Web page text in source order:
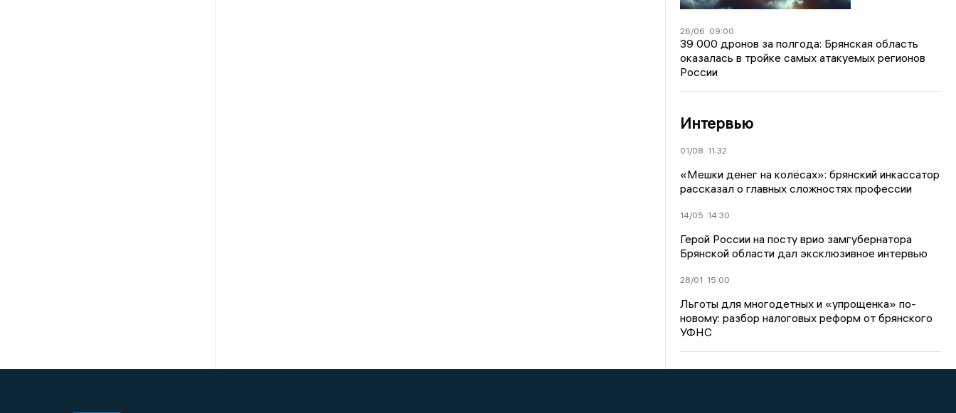
26/06 09:00
39 000 дронов за полгода: Брянская область
оказалась в тройке самых атакуемых регионов
России
Интервью
01/08 11:32
«Мешки денег на колёсах»: брянский инкассатор
рассказал о главных сложностях профессии
14/05 14:30
Герой России на посту врио замгубернатора
Брянской области дал эксклюзивное интервью
28/01 15:00
Льготы для многодетных и «упрощенка» по-
новому: разбор налоговых реформ от брянского
УФНС